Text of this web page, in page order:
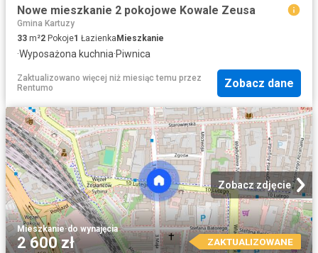
Nowe mieszkanie 2 pokojowe Kowale Zeusa
Gmina Kartuzy
33 m²2 Pokoje1 Łazienka Mieszkanie
·Wyposażona kuchnia·Piwnica
Zaktualizowano więcej niż miesiąc temu przez
Rentumo
Zobacz dane
Zobacz zdjęcie
Mieszkanie·do wynajęcia
2 600 zł ZAKTUALIZOWANE